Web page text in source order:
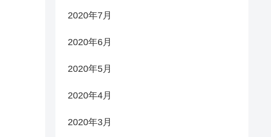
2020年7月
2020年6月
2020年5月
2020年4月
2020年3月